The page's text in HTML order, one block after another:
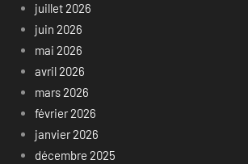
juillet 2026
juin 2026
mai 2026
avril 2026
mars 2026
février 2026
janvier 2026
décembre 2025